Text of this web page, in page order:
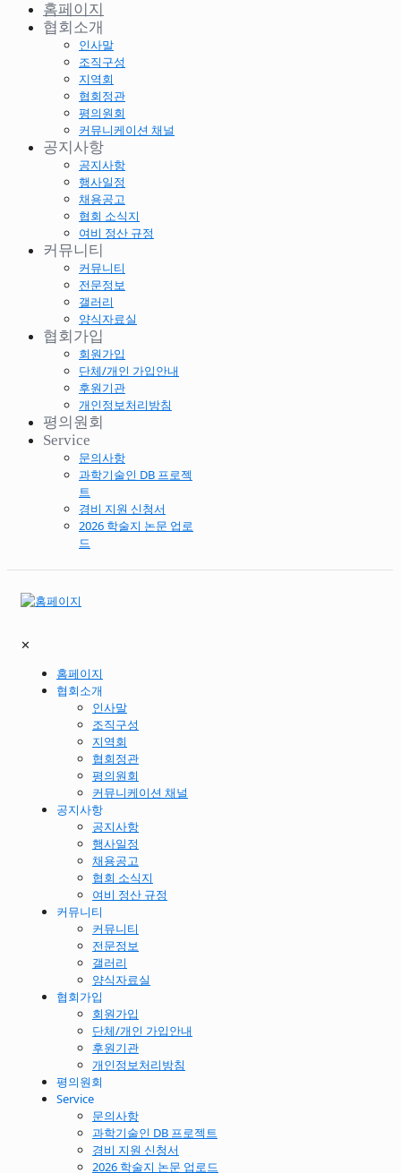
홈페이지
협회소개
인사말
조직구성
지역회
협회정관
평의원회
커뮤니케이션 채널
공지사항
공지사항
행사일정
채용공고
협회 소식지
여비 정산 규정
커뮤니티
커뮤니티
전문정보
갤러리
양식자료실
협회가입
회원가입
단체/개인 가입안내
후원기관
개인정보처리방침
평의원회
Service
문의사항
과학기술인 DB 프로젝
트
경비 지원 신청서
2026 학술지 논문 업로
드
✕
홈페이지
협회소개
인사말
조직구성
지역회
협회정관
평의원회
커뮤니케이션 채널
공지사항
공지사항
행사일정
채용공고
협회 소식지
여비 정산 규정
커뮤니티
커뮤니티
전문정보
갤러리
양식자료실
협회가입
회원가입
단체/개인 가입안내
후원기관
개인정보처리방침
평의원회
Service
문의사항
과학기술인 DB 프로젝트
경비 지원 신청서
2026 학술지 논문 업로드